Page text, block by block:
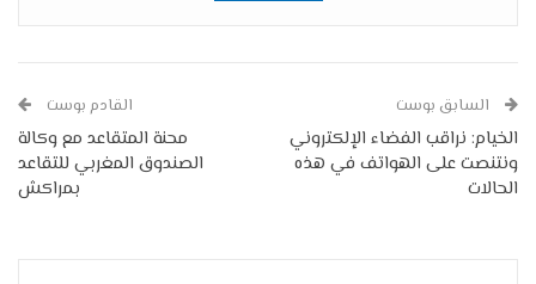
السابق بوست
الخيام: نراقب الفضاء الإلكتروني
ونتنصت على الهواتف في هذه
الحالات
القادم بوست
محنة المتقاعد مع وكالة
الصندوق المغربي للتقاعد
بمراكش